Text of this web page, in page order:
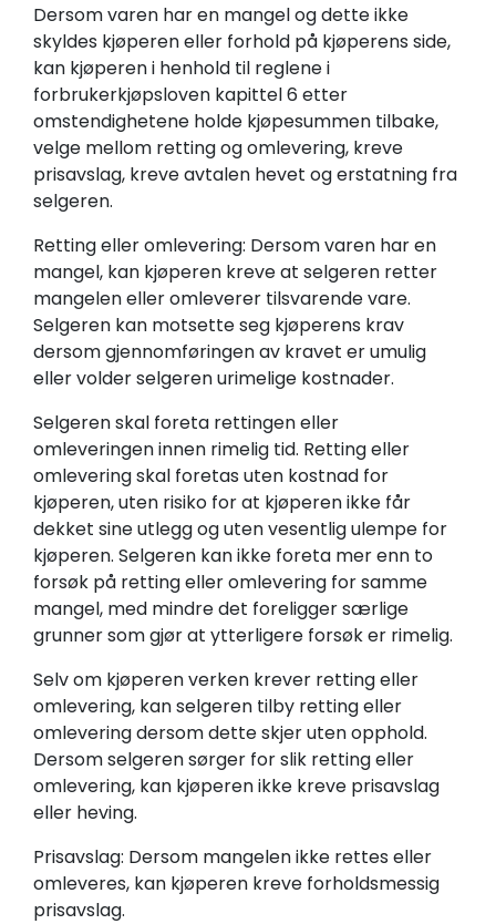
Dersom varen har en mangel og dette ikke
skyldes kjøperen eller forhold på kjøperens side,
kan kjøperen i henhold til reglene i
forbrukerkjøpsloven kapittel 6 etter
omstendighetene holde kjøpesummen tilbake,
velge mellom retting og omlevering, kreve
prisavslag, kreve avtalen hevet og erstatning fra
selgeren.
Retting eller omlevering: Dersom varen har en
mangel, kan kjøperen kreve at selgeren retter
mangelen eller omleverer tilsvarende vare.
Selgeren kan motsette seg kjøperens krav
dersom gjennomføringen av kravet er umulig
eller volder selgeren urimelige kostnader.
Selgeren skal foreta rettingen eller
omleveringen innen rimelig tid. Retting eller
omlevering skal foretas uten kostnad for
kjøperen, uten risiko for at kjøperen ikke får
dekket sine utlegg og uten vesentlig ulempe for
kjøperen. Selgeren kan ikke foreta mer enn to
forsøk på retting eller omlevering for samme
mangel, med mindre det foreligger særlige
grunner som gjør at ytterligere forsøk er rimelig.
Selv om kjøperen verken krever retting eller
omlevering, kan selgeren tilby retting eller
omlevering dersom dette skjer uten opphold.
Dersom selgeren sørger for slik retting eller
omlevering, kan kjøperen ikke kreve prisavslag
eller heving.
Prisavslag: Dersom mangelen ikke rettes eller
omleveres, kan kjøperen kreve forholdsmessig
prisavslag.